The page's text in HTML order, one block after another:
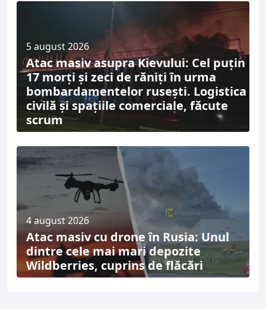
5 august 2026
Atac masiv asupra Kievului: Cel puțin
17 morți și zeci de răniți în urma
bombardamentelor rusești. Logistica
civilă și spațiile comerciale, făcute
scrum
4 august 2026
Atac masiv cu drone în Rusia: Unul
dintre cele mai mari depozite
Wildberries, cuprins de flăcări